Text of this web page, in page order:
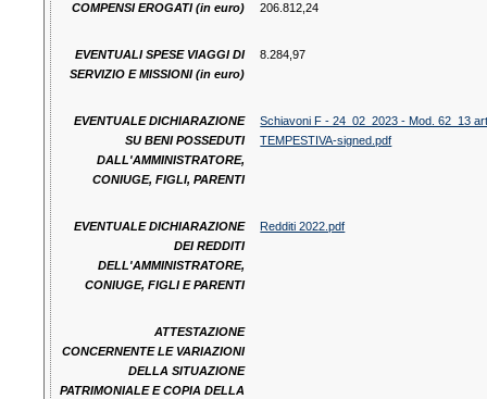
COMPENSI EROGATI (in euro) 206.812,24
EVENTUALI SPESE VIAGGI DI
SERVIZIO E MISSIONI (in euro)
8.284,97
EVENTUALE DICHIARAZIONE
SU BENI POSSEDUTI
DALL'AMMINISTRATORE,
CONIUGE, FIGLI, PARENTI
Schiavoni F - 24_02_2023 - Mod. 62_13
TEMPESTIVA-signed.pdf
EVENTUALE DICHIARAZIONE
DEI REDDITI
DELL'AMMINISTRATORE,
CONIUGE, FIGLI E PARENTI
Redditi 2022.pdf
ATTESTAZIONE
CONCERNENTE LE VARIAZIONI
DELLA SITUAZIONE
PATRIMONIALE E COPIA DELLA